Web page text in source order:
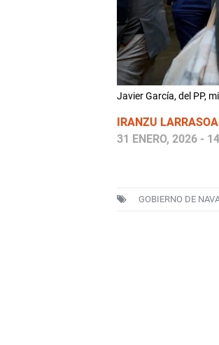
Javier García, del PP,
IRANZU
31 ENERO, 2026 -
GOBIERNO DE